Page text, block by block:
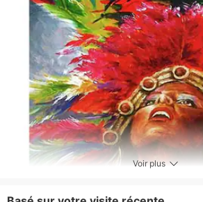
Voir plus